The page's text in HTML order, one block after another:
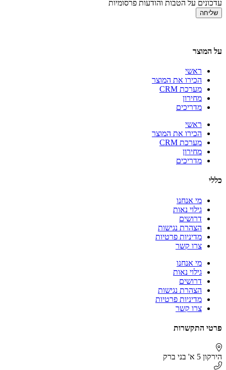
עדכונים על הטבות והודעות פרסומיות
שליחה
על המוצר
ראשי
הכירו את המוצר
מערכת CRM
מחירון
מדריכים
ראשי
הכירו את המוצר
מערכת CRM
מחירון
מדריכים
כללי
מי אנחנו
גילוי נאות
דרושים
הצהרת נגישות
מדיניות פרטיות
צרו קשר
מי אנחנו
גילוי נאות
דרושים
הצהרת נגישות
מדיניות פרטיות
צרו קשר
פרטי התקשרות
הירקון 5 א' בני ברק